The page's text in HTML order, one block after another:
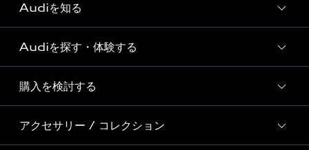
Audiを知る
Audi ブランド
Story of Progress
Audi Sport
Formula 1®
Audiを探す・体験する
ディーラー検索
新車在庫検索
試乗車・展示車検索
購入を検討する
モデル一覧
アクセサリー / コレクション